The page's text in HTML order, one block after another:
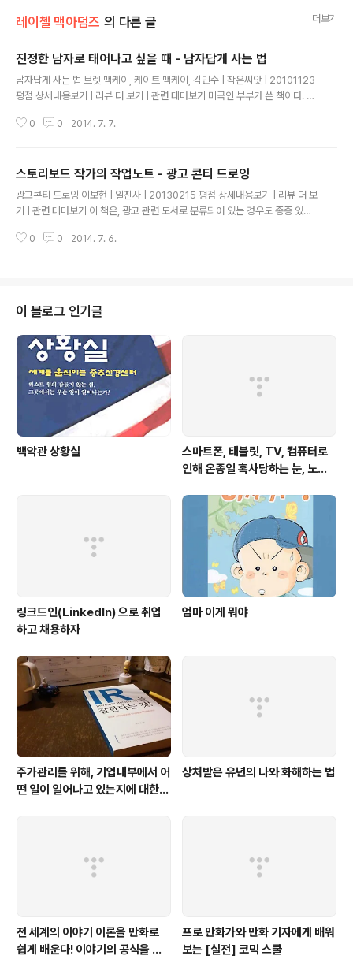
레이첼 맥아덤즈 의 다른 글 더보기
진정한 남자로 태어나고 싶을 때 - 남자답게 사는 법
남자답게 사는 법 브렛 맥케이, 케이트 맥케이, 김민수 | 작은씨앗 | 20101123
평점 상세내용보기 | 리뷰 더 보기 | 관련 테마보기 미국인 부부가 쓴 책이다. 총
하지 않고, 아마도 아내가 혼자 집필한 것 같다. 4장에는 여자들의 로망이랄까?
남자들이 하던 매우 비일상적이던 행태 몇가지를,오늘날의 대부분의 남자들에
게 강권하고 있는데, 이 권고를 충실히 따르면, 당신의 연애는 반드시 망한다. 따
라서, 총 8개장중에서, 나머지 훌륭한 7개의 장은 충실히 따르되,제발 4장은..
0 0 2014. 7. 7.
스토리보드 작가의 작업노트 - 광고 콘티 드로잉
광고콘티 드로잉 이보현 | 일진사 | 20130215 평점 상세내용보기 | 리뷰 더 보
기 | 관련 테마보기 이 책은, 광고 관련 도서로 분류되어 있는 경우도 종종 있던
점이었다. 현재까지는, 올해 읽었던 모든 책들중 최고로 재미있는 책이었고,드
다. 이 책에, 소실점이나, 원근, 비례 등이 본격적으로 다뤄지고 있지는 않다.따
라서, 완전한 초보에게는 그림 교재로서 다소 부적합할 수도 있다.그러나, ..
0 0 2014. 7. 6.
이 블로그 인기글
백악관 상황실
스마트폰, 태블릿, TV, 컴퓨터로
인해 온종일 혹사당하는 눈, 노안
링크드인(LinkedIn) 으로 취업
하고 채용하자
엄마 이게 뭐야
주가관리를 위해, 기업내부에서 어
떤 일이 일어나고 있는지에 대한
상처받은 유년의 나와 화해하는 법
전 세계의 이야기 이론을 만화로
쉽게 배운다! 이야기의 공식을 따
프로 만화가와 만화 기자에게 배워
보는 [실전] 코믹 스쿨